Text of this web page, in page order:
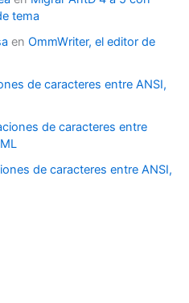
tema
en OmmWriter, el editor de
de caracteres entre ANSI,
de caracteres entre
de caracteres entre ANSI,